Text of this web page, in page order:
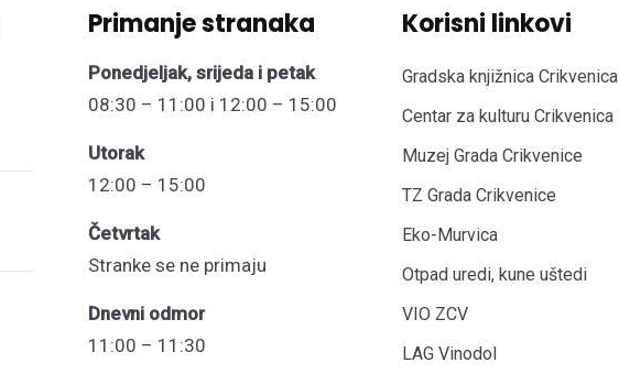
Primanje stranaka
Ponedjeljak, srijeda i petak
08:30 – 11:00 i 12:00 – 15:00
Utorak
12:00 – 15:00
Četvrtak
Stranke se ne primaju
Dnevni odmor
11:00 – 11:30
Korisni linkovi
Gradska knjižnica Crikvenica
Centar za kulturu Crikvenica
Muzej Grada Crikvenice
TZ Grada Crikvenice
Eko-Murvica
Otpad uredi, kune uštedi
VIO ZCV
LAG Vinodol